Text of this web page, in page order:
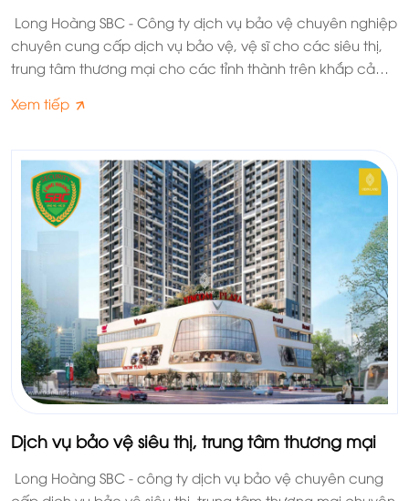
Long Hoàng SBC - Công ty dịch vụ bảo vệ chuyên nghiệp
chuyên cung cấp dịch vụ bảo vệ, vệ sĩ cho các siêu thị,
trung tâm thương mại cho các tỉnh thành trên khắp cả
Xem tiếp
Dịch vụ bảo vệ siêu thị, trung tâm thương mại
Long Hoàng SBC - công ty dịch vụ bảo vệ chuyên cung